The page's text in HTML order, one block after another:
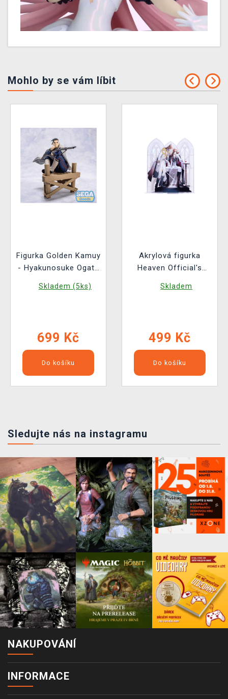
Mohlo by se vám líbit
Figurka Golden Kamuy
- Hyakunosuke Ogata
Skladem (5ks)
699 Kč
Do košíku
Akrylová figurka
Heaven Official's
Throne Series
Skladem
499 Kč
Do košíku
Sledujte nás na instagramu
NAKUPOVÁNÍ
INFORMACE